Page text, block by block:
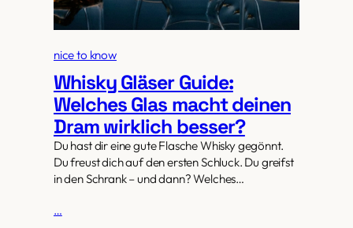
nice to know
Whisky Gläser Guide:
Welches Glas macht deinen
Dram wirklich besser?
Du hast dir eine gute Flasche Whisky gegönnt.
Du freust dich auf den ersten Schluck. Du greifst
in den Schrank – und dann? Welches…
…